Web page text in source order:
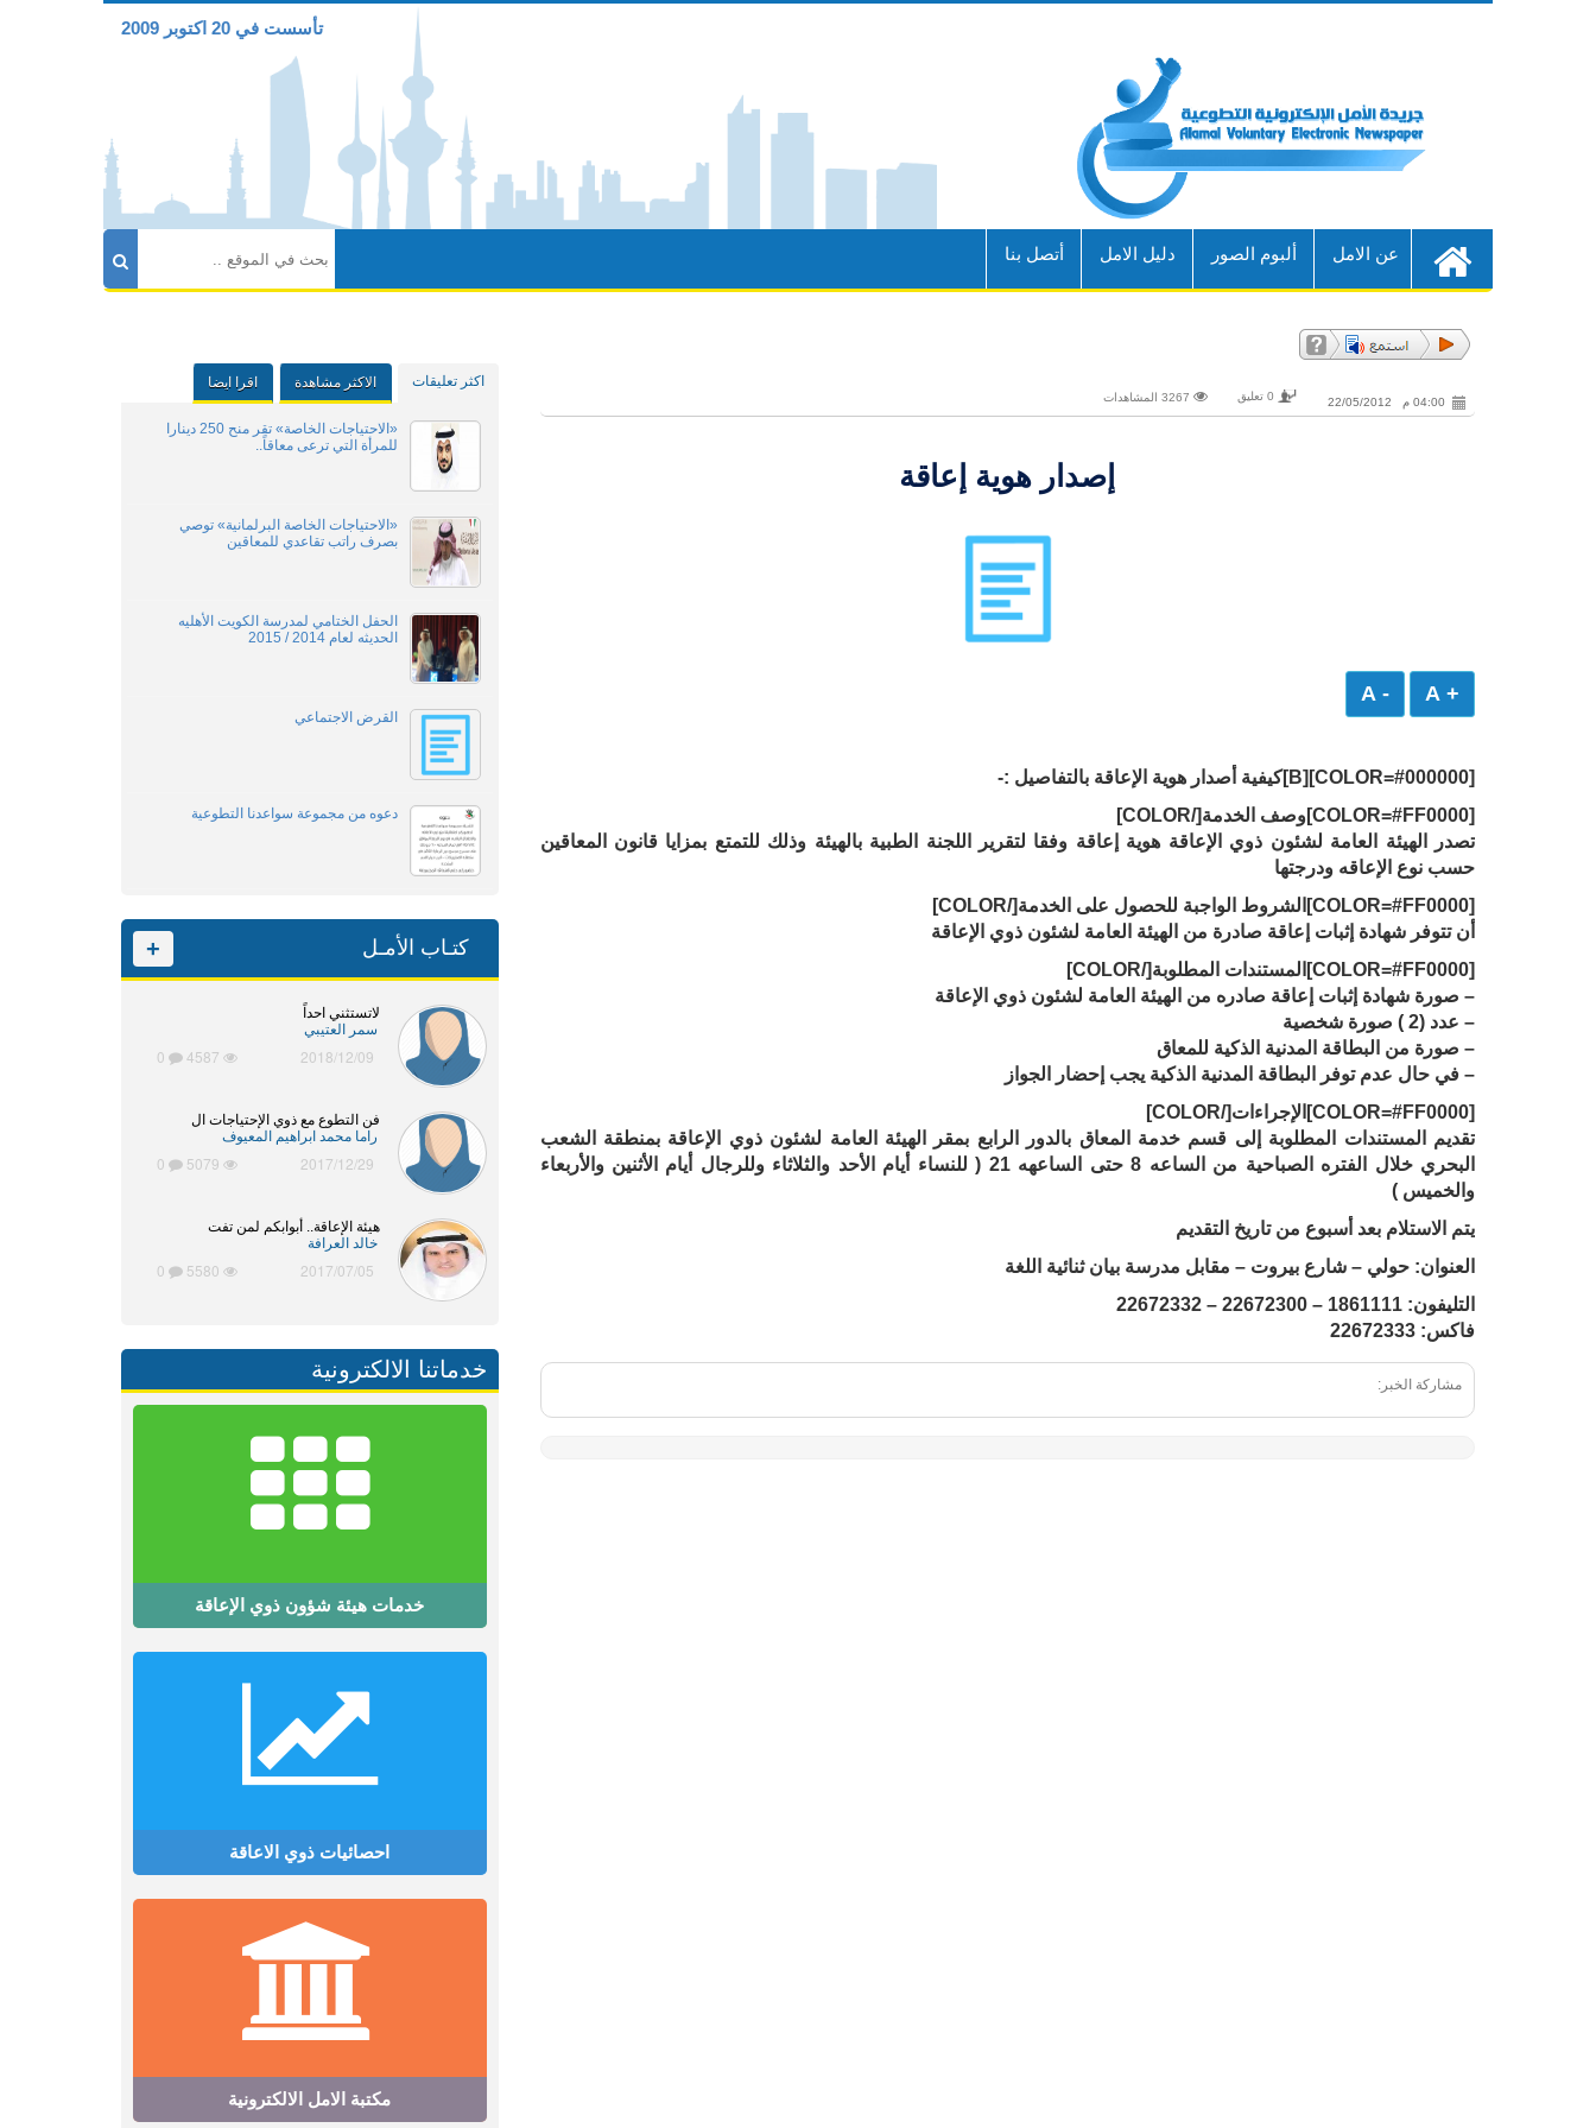
تأسست في 20 اكتوبر 2009
عن الامل ألبوم الصور دليل الامل أتصل بنا
04:00 م 22/05/2012 0 تعليق
إصدار هوية إعاقة
+ A
- A
[COLOR=#000000][B]كيفية أصدار هوية الإعاقة بالتفاصيل :-
[COLOR=#FF0000]وصف الخدمة[/COLOR]
تصدر الهيئة العامة لشئون ذوي الإعاقة هوية إعاقة وفقا لتقرير اللجنة الطبية بالهيئة وذلك للتمتع بمزايا قانون المعاقين
حسب نوع الإعاقه ودرجتها
[COLOR=#FF0000]الشروط الواجبة للحصول على الخدمة[/COLOR]
أن تتوفر شهادة إثبات إعاقة صادرة من الهيئة العامة لشئون ذوي الإعاقة
[COLOR=#FF0000]المستندات المطلوبة[/COLOR]
– صورة شهادة إثبات إعاقة صادره من الهيئة العامة لشئون ذوي الإعاقة
– عدد (2 ) صورة شخصية
– صورة من البطاقة المدنية الذكية للمعاق
– في حال عدم توفر البطاقة المدنية الذكية يجب إحضار الجواز
[COLOR=#FF0000]الإجراءات[/COLOR]
تقديم المستندات المطلوبة إلى قسم خدمة المعاق بالدور الرابع بمقر الهيئة العامة لشئون ذوي الإعاقة بمنطقة الشعب
البحري خلال الفتره الصباحية من الساعه 8 حتى الساعهه 21 ( للنساء أيام الأحد والثلاثاء وللرجال أيام الأثنين والأربعاء
والخميس )
يتم الاستلام بعد أسبوع من تاريخ التقديم
العنوان: حولي – شارع بيروت – مقابل مدرسة بيان ثنائية اللغة
التليفون: 1861111 – 22672300 – 22672332
فاكس: 22672333
مشاركة الخبر:
اكثر تعليقات الاكثر مشاهدة اقرا ايضا
«الاحتياجات الخاصة» تقر منح 250 دينارا
للمرأة التي ترعى معاقاً..
«الاحتياجات الخاصة البرلمانية» توصي
بصرف راتب تقاعدي للمعاقين
الحفل الختامي لمدرسة الكويت الأهليه
الحديثه لعام 2014 / 2015
القرض الاجتماعي
دعوه من مجموعة سواعدنا التطوعية
كتـاب الأمـل +
لاتستثني احداً
سمر العتيبي
2018/12/09
فن التطوع مع ذوي الإحتياجات ال
راما محمد ابراهيم المعيوف
2017/12/29
هيئة الإعاقة.. أبوابكم لمن تفت
خالد العرافة
2017/07/05
خدماتنا الالكترونية
خدمات هيئة شؤون ذوي الإعاقة
احصائيات ذوي الاعاقة
مكتبة الامل الالكترونية